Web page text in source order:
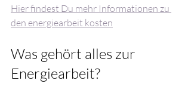
Hier findest Du mehr Informationen zu
den energiearbeit kosten
Was gehört alles zur
Energiearbeit?